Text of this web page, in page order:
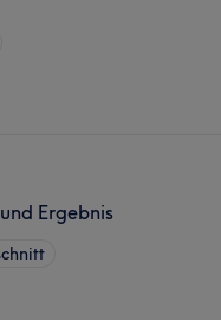
Ergebnis